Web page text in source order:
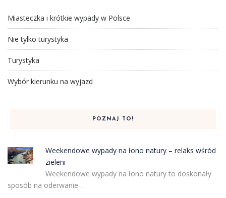
Miasteczka i krótkie wypady w Polsce
Nie tylko turystyka
Turystyka
Wybór kierunku na wyjazd
POZNAJ TO!
Weekendowe wypady na łono natury – relaks wśród
zieleni
Weekendowe wypady na łono natury to doskonały
sposób na oderwanie …